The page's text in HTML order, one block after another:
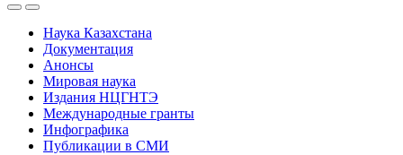
Наука Казахстана
Документация
Анонсы
Мировая наука
Издания НЦГНТЭ
Международные гранты
Инфографика
Публикации в СМИ